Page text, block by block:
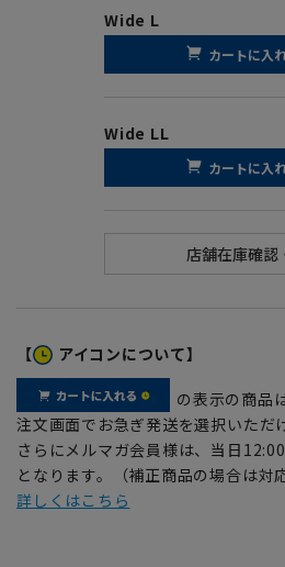
Wide L
カートに入
Wide LL
カートに入
【 アイコンについて】
の表示の商品は
注文画面でお急ぎ発送を選択いただ
さらにメルマガ会員様は、当日
となります。（補正商品の場合は対
詳しくはこちら